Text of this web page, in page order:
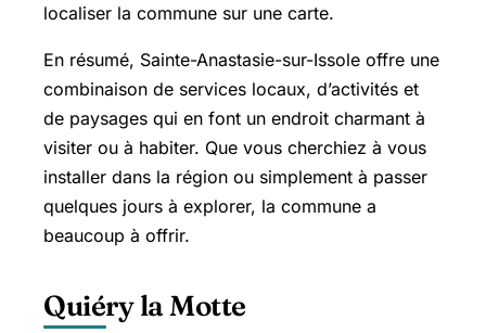
localiser la commune sur une carte.
En résumé, Sainte-Anastasie-sur-Issole offre une
combinaison de services locaux, d’activités et
de paysages qui en font un endroit charmant à
visiter ou à habiter. Que vous cherchiez à vous
installer dans la région ou simplement à passer
quelques jours à explorer, la commune a
beaucoup à offrir.
Quiéry la Motte